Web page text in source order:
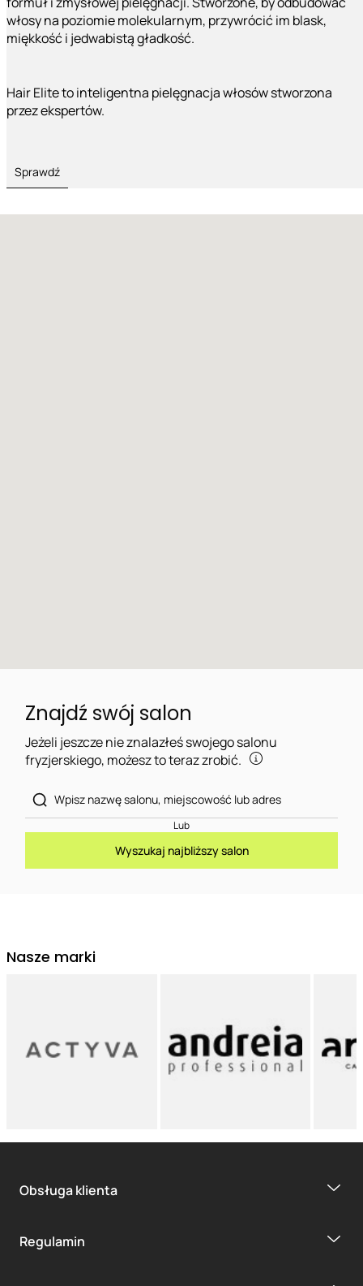
włosy na poziomie molekularnym, przywrócić im blask,
miękkość i jedwabistą gładkość.
Hair Elite to inteligentna pielęgnacja włosów stworzona
przez ekspertów.
Sprawdź
Znajdź swój salon
Jeżeli jeszcze nie znalazłeś swojego salonu
fryzjerskiego, możesz to teraz zrobić.
Lub
Wyszukaj najbliższy salon
Nasze marki
Obsługa klienta
Regulamin